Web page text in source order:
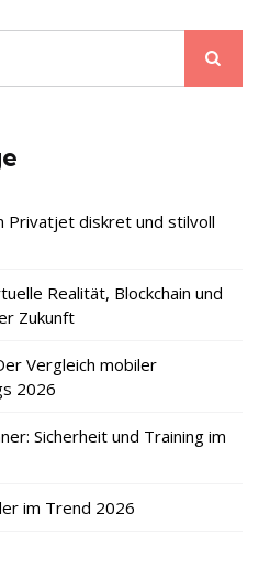
Privatjet diskret und stilvoll
Realität, Blockchain und
Zukunft
Vergleich mobiler
2026
Sicherheit und Training im
im Trend 2026